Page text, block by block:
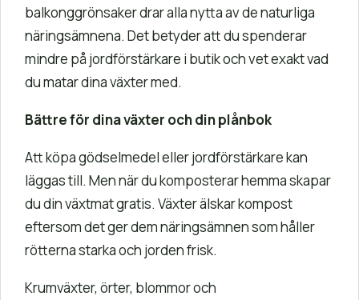
balkonggrönsaker drar alla nytta av de naturliga
näringsämnena. Det betyder att du spenderar
mindre på jordförstärkare i butik och vet exakt vad
du matar dina växter med.
Bättre för dina växter och din plånbok
Att köpa gödselmedel eller jordförstärkare kan
läggas till. Men när du komposterar hemma skapar
du din växtmat gratis. Växter älskar kompost
eftersom det ger dem näringsämnen som håller
rötterna starka och jorden frisk.
Krumväxter, örter, blommor och